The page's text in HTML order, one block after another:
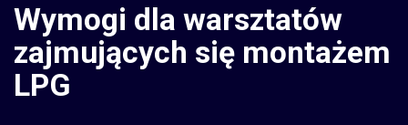
Wymogi dla warsztatów
zajmujących się montażem
LPG